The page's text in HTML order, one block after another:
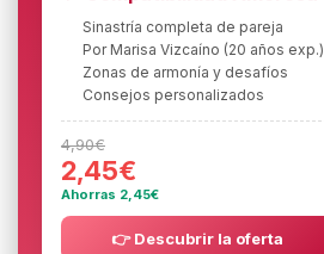
Sinastría completa de pareja
Por Marisa Vizcaíno (20 años exp.)
Zonas de armonía y desafíos
Consejos personalizados
4,90€
2,45€
Ahorras 2,45€
👉 Descubrir la oferta